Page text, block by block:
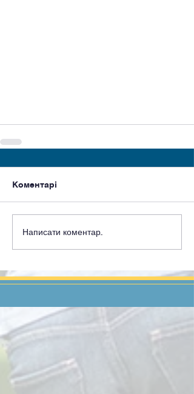
Коментарі
Написати коментар...